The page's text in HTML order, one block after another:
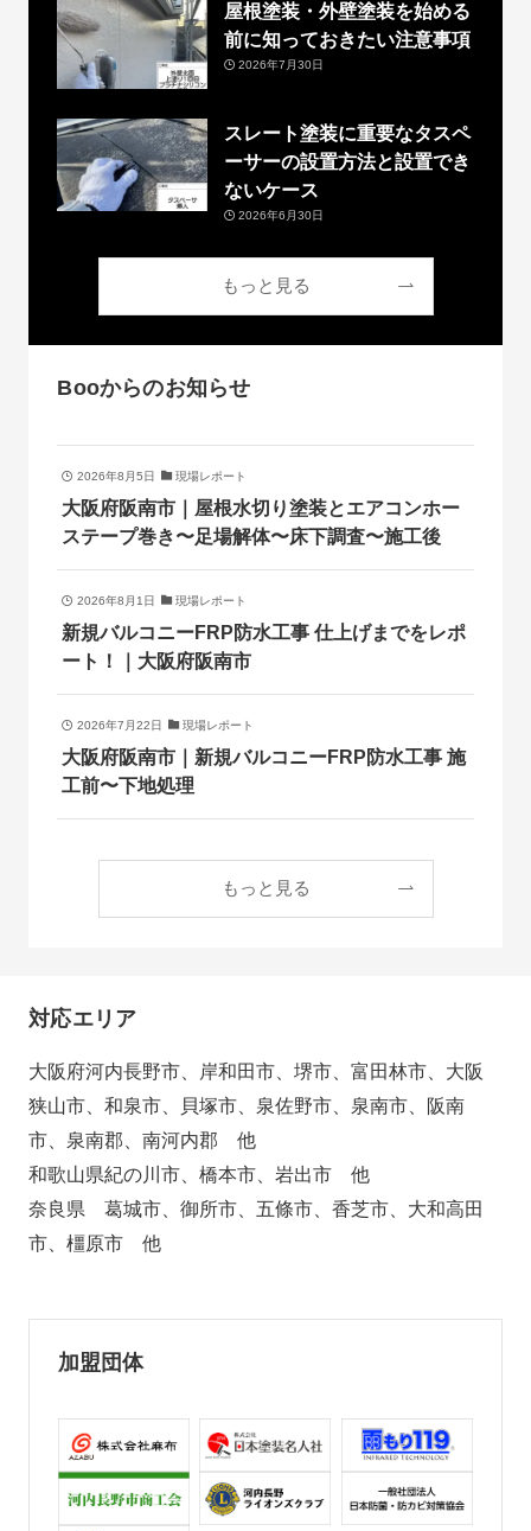
屋根塗装・外壁塗装を始める
前に知っておきたい注意事項
2026年7月30日
スレート塗装に重要なタスペ
ーサーの設置方法と設置でき
ないケース
2026年6月30日
もっと見る
Booからのお知らせ
2026年8月5日 現場レポート
大阪府阪南市｜屋根水切り塗装とエアコンホー
ステープ巻き〜足場解体〜床下調査〜施工後
2026年8月1日 現場レポート
新規バルコニーFRP防水工事 仕上げまでをレポ
ート！｜大阪府阪南市
2026年7月22日 現場レポート
大阪府阪南市｜新規バルコニーFRP防水工事 施
工前〜下地処理
もっと見る
対応エリア
大阪府河内長野市、岸和田市、堺市、富田林市、大阪
狭山市、和泉市、貝塚市、泉佐野市、泉南市、阪南
市、泉南郡、南河内郡 他
和歌山県紀の川市、橋本市、岩出市 他
奈良県 葛城市、御所市、五條市、香芝市、大和高田
市、橿原市 他
加盟団体